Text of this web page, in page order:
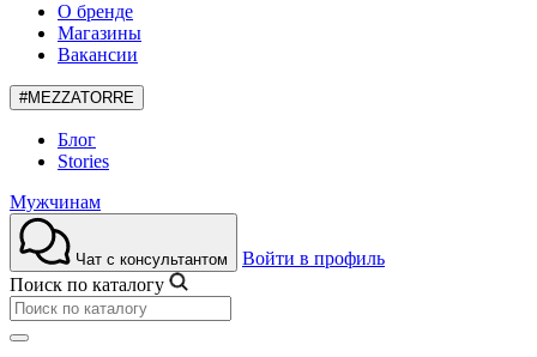
О бренде
Магазины
Вакансии
#MEZZATORRE
Блог
Stories
Мужчинам
Чат с консультантом
Войти в профиль
Поиск по каталогу